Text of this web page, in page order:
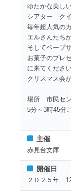
ゆたかな美し
シアター ク
毎年超人気の
エルさんたち
そしてペープ
お菓子のプレ
に来てくださ
クリスマス会
場所 市民セ
5分～3時45分
主催
赤見台文庫
開催日
２０２５年